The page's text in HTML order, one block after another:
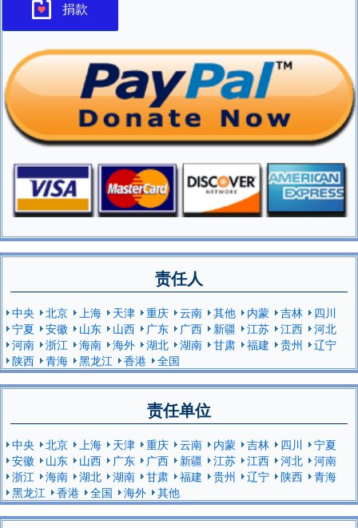
捐款
责任人
中央 北京 上海 天津 重庆 云南 其他 内蒙 吉林
四川
宁夏
安徽 山东 山西 广东 广西 新疆 江苏 江西
河北
河南
浙江 海南 海外 湖北 湖南 甘肃 福建 贵州
辽宁
陕西
青海 黑龙江 香港 全国
责任单位
中央 北京 上海 天津 重庆 云南 内蒙 吉林 四川
宁夏
安徽
山东 山西 广东 广西 新疆 江苏 江西 河北
河南
浙江
海南 湖北 湖南 甘肃 福建 贵州 辽宁 陕西
青海
黑龙江
香港 全国 海外 其他